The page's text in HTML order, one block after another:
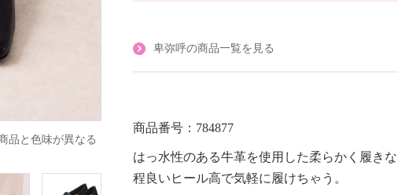
品と色味が異なる
卑弥呼の商品一覧を見る
商品番号：784877
はっ水性のある牛革を使用した柔らかく履きな
程良いヒール高で気軽に履けちゃう。